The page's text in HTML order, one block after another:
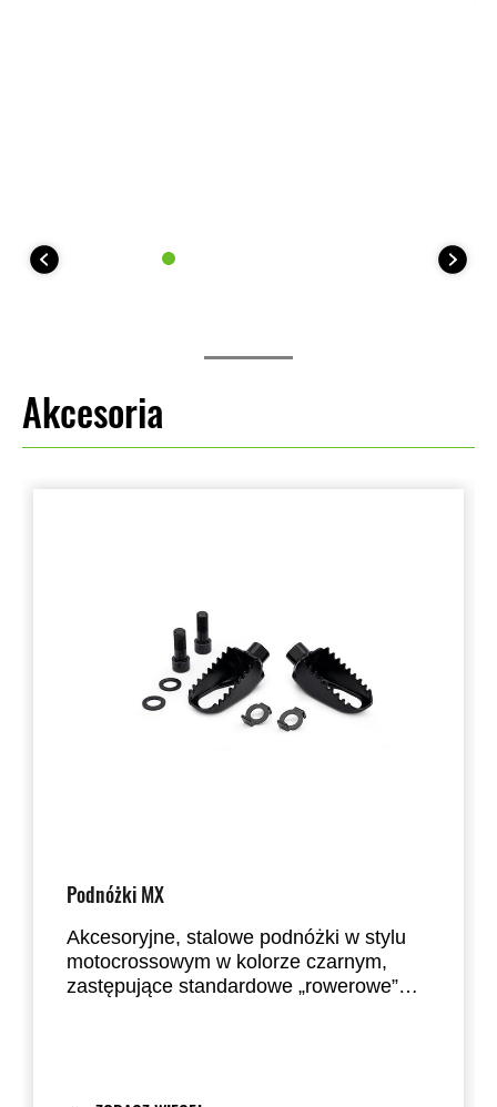
Akcesoria
Podnóżki MX
Akcesoryjne, stalowe podnóżki w stylu
motocrossowym w kolorze czarnym,
zastępujące standardowe „rowerowe”